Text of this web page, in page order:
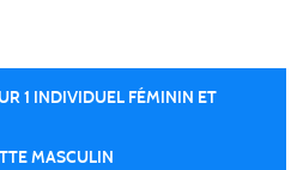
1 INDIVIDUEL FÉMININ ET
MASCULIN